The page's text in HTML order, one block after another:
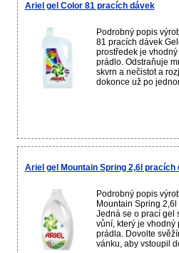
Ariel gel Color 81 pracích dávek
Podrobný popis
81 pracích dávek
prostředek je
prádlo. Odstraňuje
skvrn a nečistot a
dokonce už po
Ariel gel Mountain Spring 2,6l pracích
Podrobný popis
Mountain Spring
Jedná se o prací gel
vůní, který je vhodný
prádla. Dovolte
vánku, aby vstoupil